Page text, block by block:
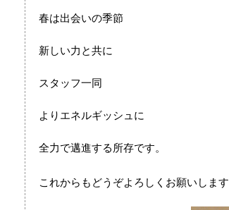
春は出会いの季節
新しい力と共に
スタッフ一同
よりエネルギッシュに
全力で邁進する所存です。
これからもどうぞよろしくお願いします